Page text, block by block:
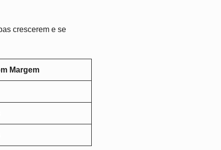
crescerem e se
Margem